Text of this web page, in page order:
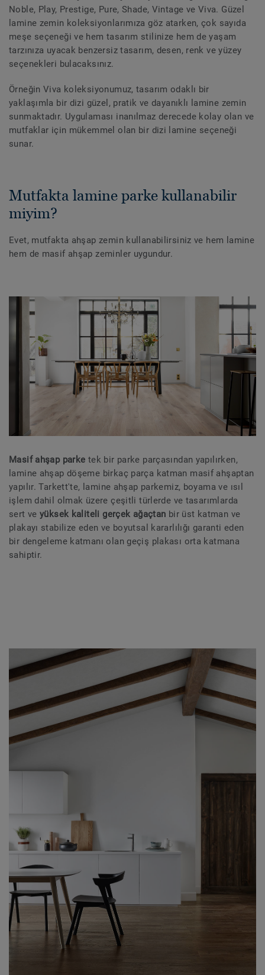
Noble, Play, Prestige, Pure, Shade, Vintage ve Viva. Güzel
lamine zemin koleksiyonlarımıza göz atarken, çok sayıda
meşe seçeneği ve hem tasarım stilinize hem de yaşam
tarzınıza uyacak benzersiz tasarım, desen, renk ve yüzey
seçenekleri bulacaksınız.
Örneğin Viva koleksiyonumuz, tasarım odaklı bir
yaklaşımla bir dizi güzel, pratik ve dayanıklı lamine zemin
sunmaktadır. Uygulaması inanılmaz derecede kolay olan ve
mutfaklar için mükemmel olan bir dizi lamine seçeneği
sunar.
Mutfakta lamine parke kullanabilir
miyim?
Evet, mutfakta ahşap zemin kullanabilirsiniz ve hem lamine
hem de masif ahşap zeminler uygundur.
Masif ahşap parke tek bir parke parçasından yapılırken,
lamine ahşap döşeme birkaç parça katman masif ahşaptan
yapılır. Tarkett'te, lamine ahşap parkemiz, boyama ve ısıl
işlem dahil olmak üzere çeşitli türlerde ve tasarımlarda
sert veyüksek kaliteli gerçek ağaçtan bir üst katman ve
plakayı stabilize eden ve boyutsal kararlılığı garanti eden
bir dengeleme katmanı olan geçiş plakası orta katmana
sahiptir.